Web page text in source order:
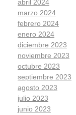
abril 2024
marzo 2024
febrero 2024
enero 2024
diciembre 2023
noviembre 2023
octubre 2023
septiembre 2023
agosto 2023
julio 2023
junio 2023